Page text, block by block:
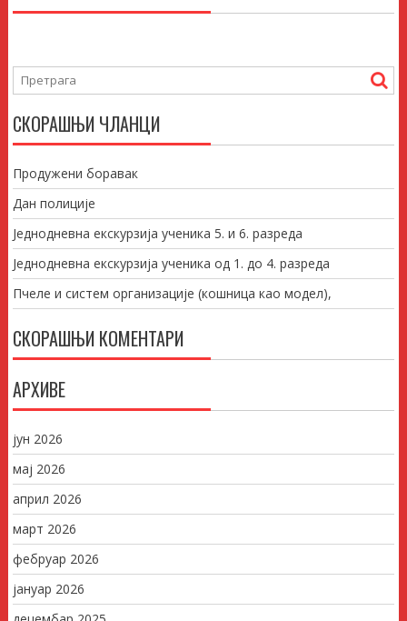
СКОРАШЊИ ЧЛАНЦИ
Продужени боравак
Дан полиције
Једнодневна екскурзија ученика 5. и 6. разреда
Једнодневна екскурзија ученика од 1. до 4. разреда
Пчеле и систем организације (кошница као модел),
СКОРАШЊИ КОМЕНТАРИ
АРХИВЕ
јун 2026
мај 2026
април 2026
март 2026
фебруар 2026
јануар 2026